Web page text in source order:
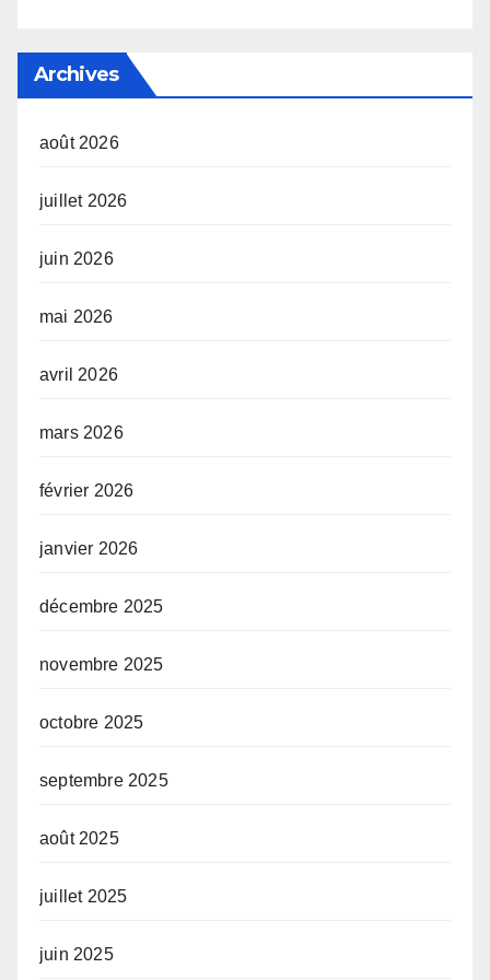
Archives
août 2026
juillet 2026
juin 2026
mai 2026
avril 2026
mars 2026
février 2026
janvier 2026
décembre 2025
novembre 2025
octobre 2025
septembre 2025
août 2025
juillet 2025
juin 2025